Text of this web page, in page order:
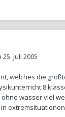
25. Juli 2005
welches die
8
wasser viel